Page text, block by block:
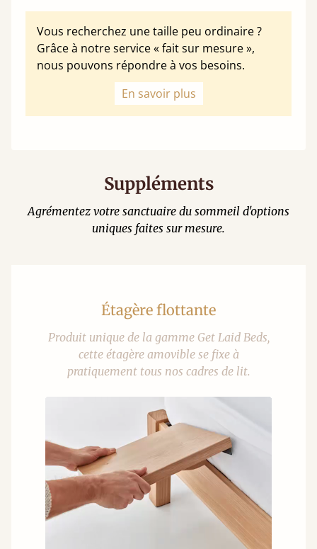
Vous recherchez une taille peu ordinaire ?
Grâce à notre service « fait sur mesure »,
nous pouvons répondre à vos besoins.
En savoir plus
Suppléments
Agrémentez votre sanctuaire du sommeil d'options
uniques faites sur mesure.
Étagère flottante
Produit unique de la gamme Get Laid Beds,
cette étagère amovible se fixe à
pratiquement tous nos cadres de lit.